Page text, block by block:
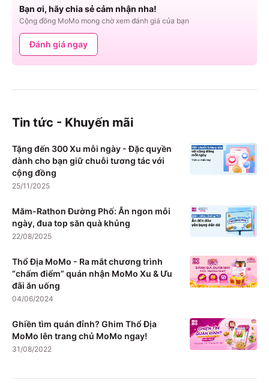
Bạn ơi, hãy chia sẻ cảm nhận nha!
Cộng đồng MoMo mong chờ xem đánh giá của bạn
Đánh giá ngay
Tin tức - Khuyến mãi
Tặng đến 300 Xu mỗi ngày - Đặc quyền
dành cho bạn giữ chuỗi tương tác với
cộng đồng
25/11/2025
Măm-Rathon Đường Phố: Ăn ngon mỗi
ngày, đua top săn quà khủng
22/08/2025
Thổ Địa MoMo - Ra mắt chương trình
“chấm điểm” quán nhận MoMo Xu & Ưu
đãi ăn uống
04/06/2024
Ghiền tìm quán đỉnh? Ghim Thổ Địa
MoMo lên trang chủ MoMo ngay!
31/08/2022